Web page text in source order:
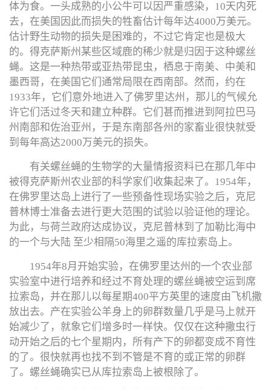
体为食。一头成熟的小公牛可以因严重感染，10天内死
去，在美国因此而损失的牲畜估计每年达4000万美元。
估计野生动物的损失是困难的，不过它肯定也是极大
的。得克萨斯州某些区域鹿的稀少就是归因于这种螺丝
蝇。这是一种热带或亚热带昆虫，栖息于南美、中美和
墨西哥，在美国它们通常局限在西南部。然而，约在
1933年，它们意外地进入了佛罗里达州，那儿的气候允
许它们活过冬天和建立种群。它们甚而推进到阿拉巴马
州南部和佐治亚州，于是东南部各州的家畜业很快就受
到每年高达2000万美元的损失。
有关螺丝蝇的生物学的大量情报资料已在那几年中
被得克萨斯州农业部的科学家们收集起来了。1954年，
在佛罗里达岛上进行了一些预备性现场实验之后，克尼
普林博士准备去进行更大范围的试验以验证他的理论。
为此，与荷兰政府达成协议，克尼普林到了加勒比海中
的一个与大陆 至少相隔50海里之遥的库拉索岛上。
1954年8月开始实验，在佛罗里达州的一个农业部
实验室中进行培养和经过不育处理的螺丝蝇被空运到席
拉索岛，并在那儿以每星期400平方英里的速度由飞机撒
放出去。产在实验公羊身上的卵群数量几乎是马上就开
始减少了，就象它们增多时一样快。仅仅在这种撒虫行
动开始之后的七个星期内，所有产下的卵都变成不育性
的了。很快就再也找不到不管是不育的或正常的卵群
了。螺丝蝇确实已从库拉索岛上被根除了。